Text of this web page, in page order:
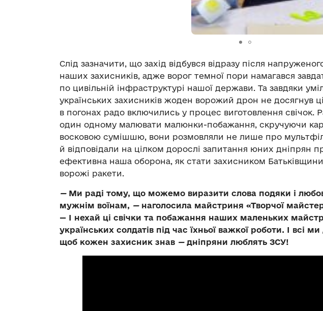
Слід зазначити, що захід відбувся відразу після
наших захисників, адже ворог темної пори намагався
по цивільній інфраструктурі нашої держави. Та завдяки
українських захисників жоден ворожий дрон не досягнув
в погонах радо включились у процес виготовлення свічок.
один одному малювати малюнки-побажання, скручуючи
восковою сумішшю, вони розмовляли не лише про
й відповідали на цілком дорослі запитання юних дніпрян
ефективна наша оборона, як стати захисником
ворожі ракети.
— Ми раді тому, що можемо виразити слова подяки і
мужнім воїнам, —наголосила майстриня «Творчої
— І нехай ці свічки та побажання наших маленьких
українських солдатів під час їхньої важкої роботи. І всі
щоб кожен захисник знав —дніпряни люблять ЗСУ!